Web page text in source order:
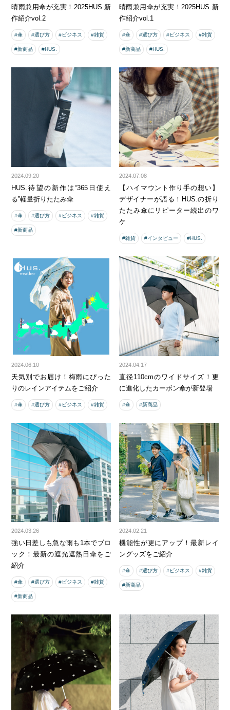
晴雨兼用傘が充実！2025HUS.新
作紹介vol.2
#傘 #選び方 #ビジネス #雑貨
#新商品 #HUS.
晴雨兼用傘が充実！2025HUS.新
作紹介vol.1
#傘 #選び方 #ビジネス #雑貨
#新商品 #HUS.
2024.09.20
HUS.待望の新作は“365日使え
る”軽量折りたたみ傘
#傘 #選び方 #ビジネス #雑貨
#新商品
2024.07.08
【ハイマウント作り手の想い】
デザイナーが語る！HUS.の折り
たたみ傘にリピーター続出のワ
ケ
#雑貨 #インタビュー #HUS.
2024.06.10
天気別でお届け！梅雨にぴった
りのレインアイテムをご紹介
#傘 #選び方 #ビジネス #雑貨
2024.04.17
直径110cmのワイドサイズ！更
に進化したカーボン傘が新登場
#傘 #新商品
2024.03.26
強い日差しも急な雨も1本でブロ
ック！最新の遮光遮熱日傘をご
紹介
#傘 #選び方 #ビジネス #雑貨
#新商品
2024.02.21
機能性が更にアップ！最新レイ
ングッズをご紹介
#傘 #選び方 #ビジネス #雑貨
#新商品